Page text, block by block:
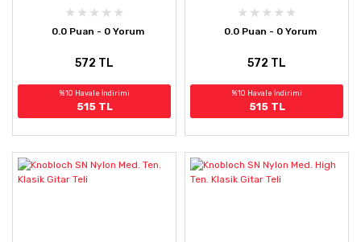
0.0 Puan - 0 Yorum
572 TL
%10 Havale İndirimi
515 TL
0.0 Puan - 0 Yorum
572 TL
%10 Havale İndirimi
515 TL